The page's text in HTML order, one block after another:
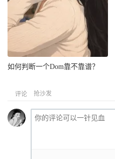
如何判断一个Dom靠不靠谱？
评论 抢沙发